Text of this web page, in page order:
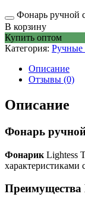
Фонарь ручной
В корзину
Купить оптом
Категория: Ручные
Описание
Отзывы (0)
Описание
Фонарь
Фонарик Lightess
Преимущества